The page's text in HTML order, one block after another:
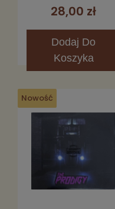
28,00 zł
Dodaj Do
Koszyka
Nowość